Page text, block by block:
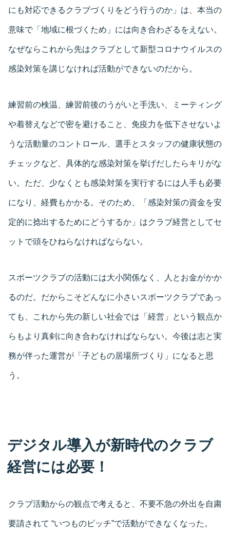
にも対応できるクラブづくりをどう行うのか」は、本当の
意味で「地域に根づくため」には向き合わざるをえない。
なぜならこれから先はクラブとして新型コロナウイルスの
感染対策を講じなければ活動ができないのだから。
練習前の検温、練習前後のうがいと手洗い、ミーティング
や着替えなどで密を避けること、免疫力を低下させないよ
うな活動量のコントロール、選手とスタッフの健康状態の
チェックなど、具体的な感染対策を挙げだしたらキリがな
い。ただ、少なくとも感染対策を実行するには人手も必要
になり、経費もかかる。そのため、「感染対策の資金を安
定的に捻出するためにどうするか」はクラブ経営としてセ
ットで頭をひねらなければならない。
スポーツクラブの活動には大小関係なく、人とお金がかか
るのだ。だからこそどんなに小さいスポーツクラブであっ
ても、これから先の新しい社会では「経営」という観点か
らもより真剣に向き合わなければならない。今後は志と実
務が伴った運営が「子どもの居場所づくり」になると思
う。
デジタル導入が新時代のクラブ
経営には必要！
クラブ活動からの観点で考えると、不要不急の外出を自粛
要請されて “いつものピッチ”で活動ができなくなった。